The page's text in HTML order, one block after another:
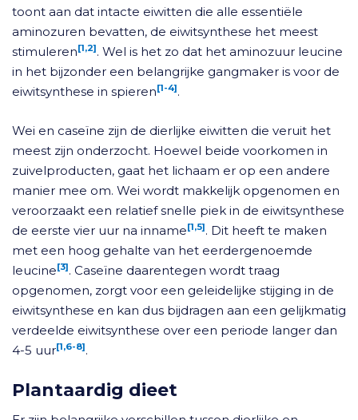
toont aan dat intacte eiwitten die alle essentiële
aminozuren bevatten, de eiwitsynthese het meest
stimuleren[1,2]. Wel is het zo dat het aminozuur leucine
in het bijzonder een belangrijke gangmaker is voor de
eiwitsynthese in spieren[1-4].
Wei en caseïne zijn de dierlijke eiwitten die veruit het
meest zijn onderzocht. Hoewel beide voorkomen in
zuivelproducten, gaat het lichaam er op een andere
manier mee om. Wei wordt makkelijk opgenomen en
veroorzaakt een relatief snelle piek in de eiwitsynthese
de eerste vier uur na inname[1,5]. Dit heeft te maken
met een hoog gehalte van het eerdergenoemde
leucine[3]. Caseïne daarentegen wordt traag
opgenomen, zorgt voor een geleidelijke stijging in de
eiwitsynthese en kan dus bijdragen aan een gelijkmatig
verdeelde eiwitsynthese over een periode langer dan
4-5 uur[1,6-8].
Plantaardig dieet